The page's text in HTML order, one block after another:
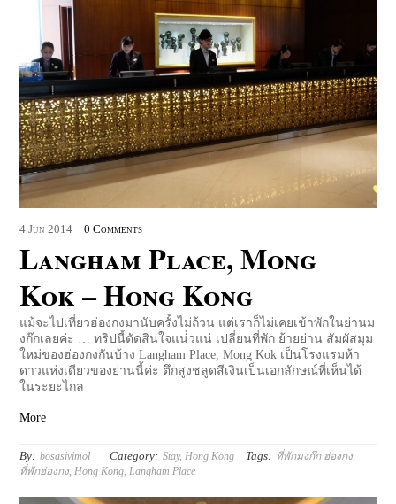
4 Jun 2014 0 Comments
Langham Place, Mong
Kok – Hong Kong
แม้จะไปเที่ยวฮ่องกงมานับครั้งไม่ถ้วน แต่เราก็ไม่เคยเข้าพักในย่านม
งก๊กเลยค่ะ … ทริปนี้ตัดสินใจแน่่วแน่ เปลี่ยนที่พัก ย้ายย่าน สัมผัสมุม
ใหม่ของฮ่องกงกันบ้าง Langham Place, Mong Kok เป็นโรงแรมห้า
ดาวแห่งเดียวของย่านนี้ค่ะ ตึกสูงชลูดสีเงินเป็นเอกลักษณ์ที่เห็นได้
ในระยะไกล
More
By: bosasivimol Category: Stay, Hong Kong Tags: ที่พักมงก๊ก ฮ่องกง,
ที่พักฮ่องกง, Hong Kong Langham Place